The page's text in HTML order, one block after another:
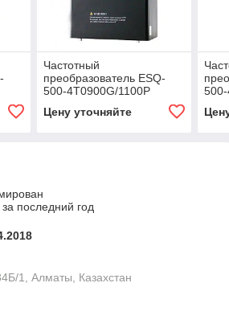
Частотный
преобразователь ESQ-
500-4T0900G/1100P
Цену уточняйте
последний год
1, Алматы, Казахстан